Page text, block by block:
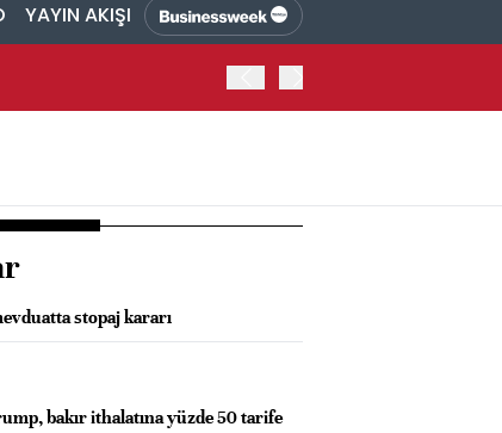
YAYIN AKIŞI
stopaj kararı
bakır ithalatına yüzde 50 tarife